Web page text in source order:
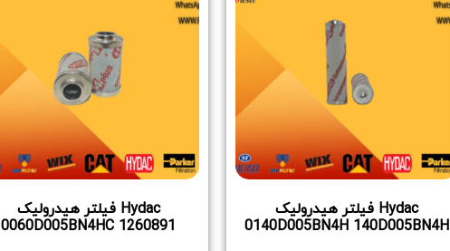
Hydac فیلتر هیدرولیک
0140D005BN4H 140D005BN4H
Hydac فیلتر هیدرولیک
0060D005BN4HC 1260891